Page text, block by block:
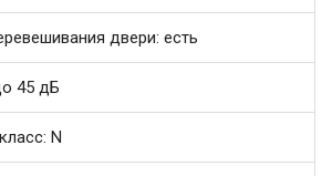
двери: есть
45 дБ
N